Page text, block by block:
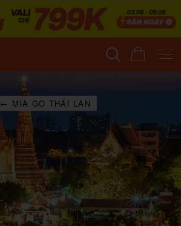
← MIA GO THÁI LAN